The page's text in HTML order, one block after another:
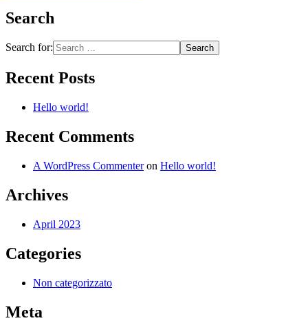
Search
Search for:
Recent Posts
Hello world!
Recent Comments
A WordPress Commenteron Hello world!
Archives
April 2023
Categories
Non categorizzato
Meta